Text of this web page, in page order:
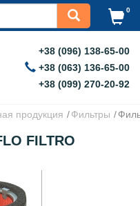
0
+38 (096) 138-65-00
+38 (063) 136-65-00
+38 (099) 270-20-92
продукция Фильтры
FILTRO